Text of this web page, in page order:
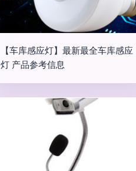
【车库感应灯】最新最全车库感应
灯 产品参考信息